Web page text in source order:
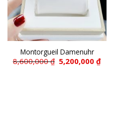
Montorgueil Damenuhr
8,600,000₫ Giá
gốc
5,200,000₫Giá